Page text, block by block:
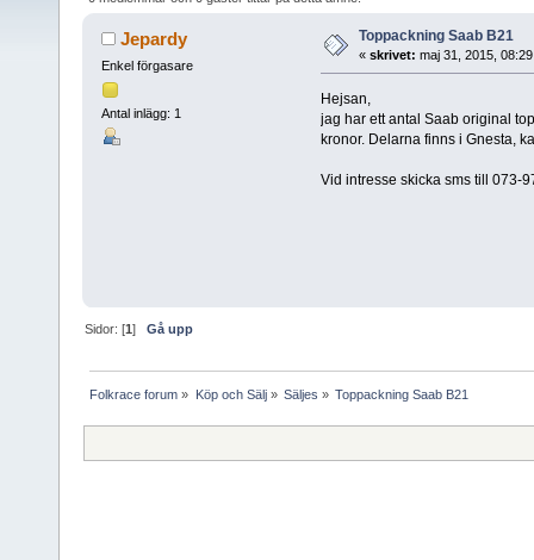
Jepardy
Enkel förgasare
Antal inlägg: 1
Toppackning Saab B21
« skrivet: maj 31, 2015,
Hejsan,
jag har ett antal Saab original
kronor. Delarna finns i Gnesta,
Vid intresse skicka sms till 073-
Sidor: [1]Gå upp
Folkrace forum » Köp och Sälj» Säljes » Toppackning Saab B21